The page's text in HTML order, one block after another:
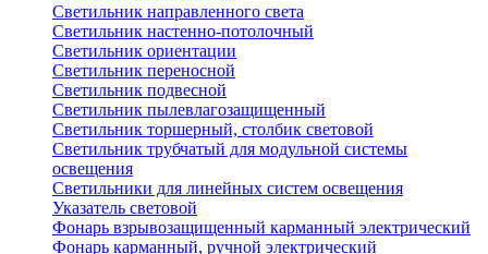
Светильник направленного света
Светильник настенно-потолочный
Светильник ориентации
Светильник переносной
Светильник подвесной
Светильник пылевлагозащищенный
Светильник торшерный, столбик световой
Светильник трубчатый для модульной системы
освещения
Светильники для линейных систем освещения
Указатель световой
Фонарь взрывозащищенный карманный электрический
Фонарь карманный, ручной электрический